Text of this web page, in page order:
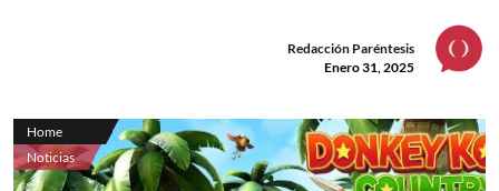
Redacción Paréntesis
Enero 31, 2025
Home
Noticias